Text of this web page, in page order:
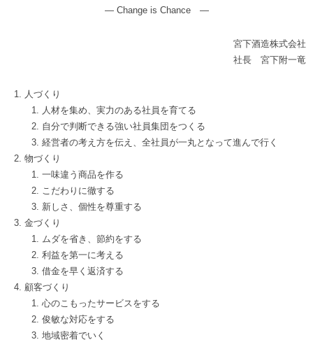
― Change is Chance ―
宮下酒造株式会社
社長 宮下附一竜
人づくり
人材を集め、実力のある社員を育てる
自分で判断できる強い社員集団をつくる
経営者の考え方を伝え、全社員が一丸となって進んで行く
物づくり
一味違う商品を作る
こだわりに徹する
新しさ、個性を尊重する
金づくり
ムダを省き、節約をする
利益を第一に考える
借金を早く返済する
顧客づくり
心のこもったサービスをする
俊敏な対応をする
地域密着でいく